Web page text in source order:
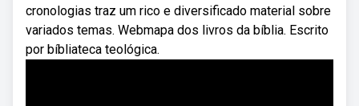
cronologias traz um rico e diversificado material sobre
variados temas. Webmapa dos livros da bíblia. Escrito
por bíbliateca teológica.